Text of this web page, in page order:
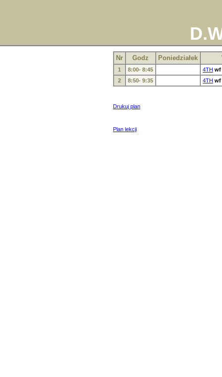
Nr Godz Poniedziałek
1 8:00- 8:45 4TH wf
2
8:50- 9:35 4TH wf
Drukuj plan
Plan lekcji